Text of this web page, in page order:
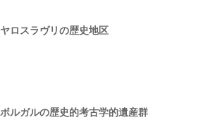
ヤロスラヴリの歴史地区
ボルガルの歴史的考古学的遺産群